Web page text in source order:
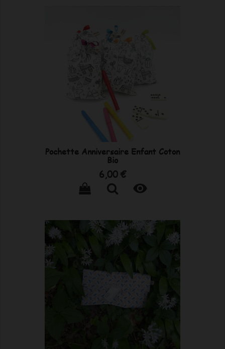
Pochette Anniversaire Enfant Coton
Bio
Prix
6,00 €
